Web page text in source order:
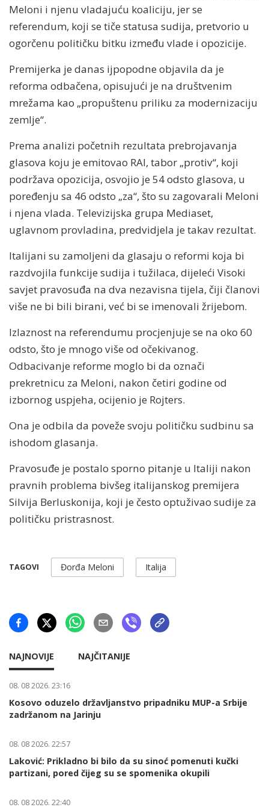
Meloni i njenu vladajuću koaliciju, jer se
referendum, koji se tiče statusa sudija, pretvorio u
ogorčenu političku bitku između vlade i opozicije.
Premijerka je danas ijpopodne objavila da je
reforma odbačena, opisujući je na društvenim
mrežama kao „propuštenu priliku za modernizaciju
zemlje“.
Prema analizi početnih rezultata prebrojavanja
glasova koju je emitovao RAI, tabor „protiv“, koji
podržava opozicija, osvojio je 54 odsto glasova, u
poređenju sa 46 odsto „za“, što su zagovarali Meloni
i njena vlada. Televizijska grupa Mediaset,
uglavnom provladina, predvidjela je takav rezultat.
Italijani su zamoljeni da glasaju o reformi koja bi
razdvojila funkcije sudija i tužilaca, dijeleći Visoki
savjet pravosuđa na dva nezavisna tijela, čiji članovi
više ne bi bili birani, već bi se imenovali žrijebom.
Izlaznost na referendumu procjenjuje se na oko 60
odsto, što je mnogo više od očekivanog.
Odbacivanje reforme moglo bi da označi
prekretnicu za Meloni, nakon četiri godine od
izbornog uspjeha, ocijenio je Rojters.
Ona je odbila da poveže svoju političku sudbinu sa
ishodom glasanja.
Pravosuđe je postalo sporno pitanje u Italiji nakon
pravnih problema bivšeg italijanskog premijera
Silvija Berluskonija, koji je često optuživao sudije za
političku pristrasnost.
TAGOVI Đorđa Meloni Italija
NAJNOVIJE NAJČITANIJE
08. 08 2026. 23:16
Kosovo oduzelo državljanstvo pripadniku MUP-a Srbije
zadržanom na Jarinju
08. 08 2026. 22:57
Laković: Prikladno bi bilo da su sinoć pomenuti kučki
partizani, pored čijeg su se spomenika okupili
08. 08 2026. 22:40